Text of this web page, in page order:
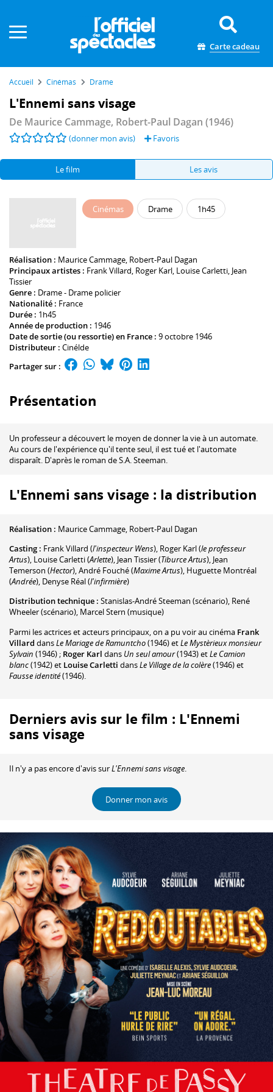
Carte cadeau
Accueil Cinémas Drame
L'Ennemi sans visage
De Maurice Cammage, Robert-Paul Dagan (1946)
(donner mon avis) Favoris
Le film Les avis
Cinémas Drame 1h45
Réalisation : Maurice Cammage, Robert-Paul Dagan
Principaux artistes : Frank Villard, Roger Karl, Louise Carletti, Jean
Tissier
Genre : Drame - Drame policier
Nationalité : France
Durée : 1h45
Année de production : 1946
Date de sortie (ou ressortie) en France : 9 octobre 1946
Distributeur : Cinélde
Partager sur :
Présentation
Un professeur a découvert le moyen de donner la vie à un automate.
Au cours de l'expérience qu'il tente seul, il est tué et l'automate
disparaît. D'après le roman de S.A. Steeman.
L'Ennemi sans visage : la distribution
Réalisation : Maurice Cammage, Robert-Paul Dagan
Casting : Frank Villard (l'inspecteur Wens), Roger Karl(le professeur
Artus), Louise Carletti(Arlette), Jean Tissier(Tiburce Artus), Jean
Temerson (Hector),André Fouché(Maxime Artus), Huguette Montréal
(Andrée), Denyse Réal(l'infirmière)
Distribution technique : Stanislas-André Steeman (scénario), René
Wheeler(scénario), Marcel Stern (musique)
Parmi les actrices et acteurs principaux, on a pu voir au cinéma Frank
Villard dansLe Mariage de Ramuntcho(1946) etLe Mystèrieux monsieur
Sylvain (1946) ; Roger Karl dans Un seul amour(1943) etLe Camion
blanc(1942) et Louise Carletti dansLe Village de la colère(1946) et
Fausse identité(1946).
Derniers avis sur le film : L'Ennemi
sans visage
Il n'y a pas encore d'avis surL'Ennemi sans visage.
Donner mon avis